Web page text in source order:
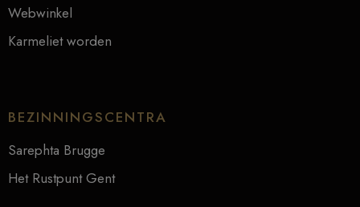
Webwinkel
Karmeliet worden
BEZINNINGSCENTRA
Sarephta Brugge
Het Rustpunt Gent